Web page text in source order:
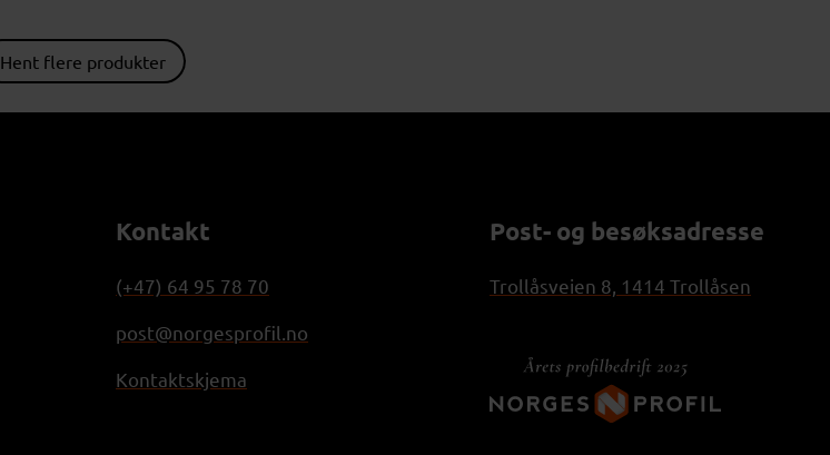
Hent flere produkter
Kontakt
(+47) 64 95 78 70
post@norgesprofil.no
Kontaktskjema
Post- og besøksadresse
Trollåsveien 8, 1414 Trollåsen